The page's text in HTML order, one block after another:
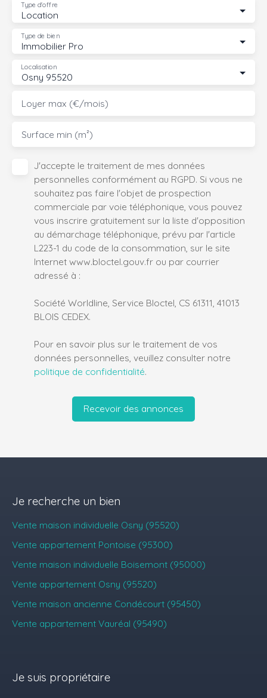
Location
Type d'offre
Immobilier Pro
Type de bien
Osny 95520
Localisation
Loyer max (€/mois)
Surface min (m²)
J'accepte le traitement de mes données
personnelles conformément au RGPD. Si vous ne
souhaitez pas faire l'objet de prospection
commerciale par voie téléphonique, vous pouvez
vous inscrire gratuitement sur la liste d'opposition
au démarchage téléphonique, prévu par l'article
L223-1 du code de la consommation, sur le site
Internet www.bloctel.gouv.fr ou par courrier
adressé à :
Société Worldline, Service Bloctel, CS 61311, 41013
BLOIS CEDEX.
Pour en savoir plus sur le traitement de vos
données personnelles, veuillez consulter notre
politique de confidentialité.
Recevoir des annonces
Je recherche un bien
Vente maison individuelle Osny (95520)
Vente appartement Pontoise (95300)
Vente maison individuelle Boisemont (95000)
Vente appartement Osny (95520)
Vente maison ancienne Condécourt (95450)
Vente appartement Vauréal (95490)
Je suis propriétaire